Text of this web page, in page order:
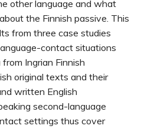
other language and what
the Finnish passive. This
from three case studies
contact situations
Ingrian Finnish
original texts and their
written English
second-language
settings thus cover